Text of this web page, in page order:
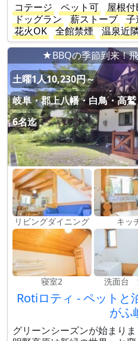
コテージ
ペット可 屋根付
ドッグラン
薪ストーブ
子
花火OK
全館禁煙
温泉近
★BBQの季節到来！
土曜1人10,230円～
岐阜・郡上八幡・白鳥・高
6名迄
リビングダイニング キッ
寝室2 洗面台
Rotiロティ - ペット
がふ
グリーンシーズンが始まり